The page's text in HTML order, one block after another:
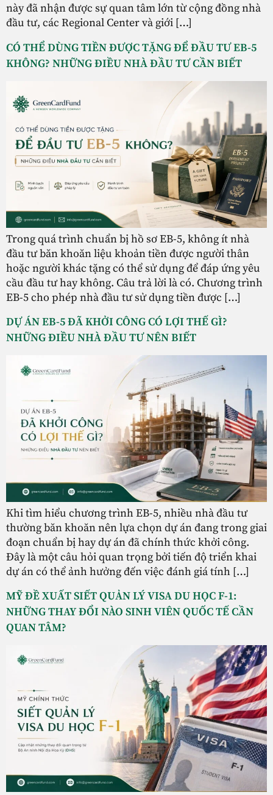
này đã nhận được sự quan tâm lớn từ cộng đồng nhà
đầu tư, các Regional Center và giới […]
CÓ THỂ DÙNG TIỀN ĐƯỢC TẶNG ĐỂ ĐẦU TƯ EB-5
KHÔNG? NHỮNG ĐIỀU NHÀ ĐẦU TƯ CẦN BIẾT
Trong quá trình chuẩn bị hồ sơ EB-5, không ít nhà
đầu tư băn khoăn liệu khoản tiền được người thân
hoặc người khác tặng có thể sử dụng để đáp ứng yêu
cầu đầu tư hay không. Câu trả lời là có. Chương trình
EB-5 cho phép nhà đầu tư sử dụng tiền được […]
DỰ ÁN EB-5 ĐÃ KHỞI CÔNG CÓ LỢI THẾ GÌ?
NHỮNG ĐIỀU NHÀ ĐẦU TƯ NÊN BIẾT
Khi tìm hiểu chương trình EB-5, nhiều nhà đầu tư
thường băn khoăn nên lựa chọn dự án đang trong giai
đoạn chuẩn bị hay dự án đã chính thức khởi công.
Đây là một câu hỏi quan trọng bởi tiến độ triển khai
dự án có thể ảnh hưởng đến việc đánh giá tính […]
MỸ ĐỀ XUẤT SIẾT QUẢN LÝ VISA DU HỌC F-1:
NHỮNG THAY ĐỔI NÀO SINH VIÊN QUỐC TẾ CẦN
QUAN TÂM?